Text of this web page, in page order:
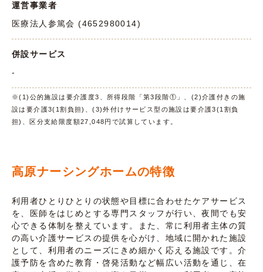
運営事業者
医療法人参篤会 (4652980014)
併設サービス
-
※(1)公的施設は要介護度3、所得段階「第3段階①」、(2)介護付きの施
設は要介護3(1割負担)、(3)外付けサービス型の施設は要介護3(1割負
担)、区分支給限度額27,048円で試算しています。
高原ナーシングホームの特徴
利用者ひとりひとりの状態や目標に合わせたケアサービス
を、医師をはじめとする専門スタッフが行い、夜間でも安
心できる体制を整えています。また、常に利用者主体の質
の高い介護サービスの提供を心がけ、地域に開かれた施設
として、利用者のニーズにきめ細かく応える施設です。介
護予防を含めた教育・啓発活動など幅広い活動を通じ、在